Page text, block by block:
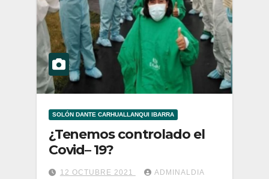
SOLÓN DANTE CARHUALLANQUI IBARRA
¿Tenemos controlado el
Covid– 19?
12 OCTUBRE 2021 ADMINALDIA